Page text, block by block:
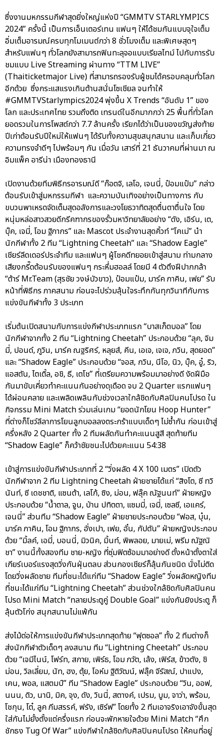
ซึ่งงานมหกรรมกีฬาสุดยิ่งใหญ่แห่งปี “GMMTV STARLYMPICS
2024” ครั้งนี้ เป็นการเอ็นเตอร์เทน แฟนๆ ให้ได้ชมกันแบบจุใจเต็ม
อิ่มเต็มอารมณ์ครบทุกโมเมนต์กว่า 8 ชั่วโมงเต็ม และพิเศษสุดๆ
สำหรับแฟนๆ ทั่วโลกยังสามารถฟินทะลุจอแบบเรียลไทม์ ไปกับการรับ
ชมแบบ Live Streaming ผ่านทาง “TTM LIVE”
(Thaiticketmajor Live) ที่สามารถรองรับผู้ชมได้ครอบคลุมทั่วโลก
อีกด้วย ซึ่งกระแสแรงเกินต้านสนั่นโซเชียล จนทำให้
#GMMTVStarlympics2024 พุ่งขึ้น X Trends “อันดับ 1” ของ
โลก และประเทศไทย รวมถึงติด เทรนด์ในอีกมากกว่า 25 พื้นที่ทั่วโลก
ยอดรวมในการโพสต์กว่า 7.7 ล้านครั้ง เรียกได้ว่าเป็นของขวัญส่งท้าย
ปีเก่าต้อนรับปีใหม่ให้แฟนๆ ได้รับทั้งความสุขสนุกสนาน และเก็บเกี่ยว
ความทรงจำดีๆ ไปพร้อมๆ กัน เมื่อวัน เสาร์ที่ 21 ธันวาคมที่ผ่านมา ณ
อิมแพ็ค อารีน่า เมืองทองธานี
เปิดงานด้วยทีมพิธีกรอารมณ์ดี “ก๊อตจิ, เลโอ, เจนนี่, ป๋อมแป๋ม” กล่าว
ต้อนรับเข้าสู่มหกรรมกีฬา และความบันเทิงอย่างเป็นทางการ กับ
ขบวนพาเหรดจัดเต็มสุดอลังการและวงโยธวาทิตสุดตื่นตาตื่นใจ โดย
หนุ่มหล่อสาวสวยดีกรีคฑากรของรั้วมหาวิทยาลัยอย่าง “ดัง, เอิร์น, เต,
บุ๊ค, เจมี่, โอม ฐิภากร” และ Mascot ประจำงานสุดคิ้วท์ “โคเม่” นำ
นักกีฬาทั้ง 2 ทีม “Lightning Cheetah” และ “Shadow Eagle”
เชียร์ลีดเดอร์ประจำทีม และแฟนๆ ผู้โชคดีทยอยเข้าสู่สนาม ท่ามกลาง
เสียงกรี๊ดต้อนรับของแฟนๆ กระหึ่มฮอลล์ โดยมี 4 ตัวตึงฝีปากกล้า
“ต้าร์ Mr.Team (สุรชัย วงษ์บัวขาว), ป๋อมแป๋ม, มาร์ค ภาคิน, เฟย” รับ
หน้าที่พิธีกร ภาคสนาม ก่อนจะไปร่วมลุ้นใจระทึกกันทุกวินาทีกับการ
แข่งขันกีฬาทั้ง 3 ประเภท
เริ่มต้นเปิดสนามกับการแข่งกีฬาประเภทแรก “บาสเก็ตบอล” โดย
นักกีฬาจากทั้ง 2 ทีม “Lightning Cheetah” ประกอบด้วย “ลุค, จิม
มี่, ปอนด์, ภูวิน, มาร์ค ณฐริศร์, หลุยส์, คีน, เอเจ, เจเจ, ภวิน, สุดยอด”
และ “Shadow Eagle” ประกอบด้วย “จอส, กวิน, นีโอ, นิว, บุ๊ค, อู๋, ริว,
แอสตัน, ไตเติ้ล, อชิ, ธี, เตโช” ที่เตรียมความพร้อมมาอย่างดี งัดฝีมือ
กันมาขับเคี่ยวทำคะแนนกันอย่างดุเดือด จบ 2 Quarter แรกแฟนๆ
ได้ผ่อนคลาย และเพลิดเพลินกับช่วงเวลาใกล้ชิดกับศิลปินคนโปรด ใน
กิจกรรม Mini Match ร่วมเล่นเกม “ยอดนักโยน Hoop Hunter”
ที่ต่างก็โชว์ลีลาการโยนลูกบอลลงตระกร้าแบบเด็ดๆ ไม่ซ้ำกัน ก่อนเข้าสู่
ครึ่งหลัง 2 Quarter ทั้ง 2 ทีมผลัดกันทำคะแนนสูสี สุดท้ายทีม
“Shadow Eagle” ก็คว้าชัยชนะไปด้วยคะแนน 54:38
เข้าสู่การแข่งขันกีฬาประเภทที่ 2 “วิ่งผลัด 4 X 100 เมตร” เปิดตัว
นักกีฬาจาก 2 ทีม Lightning Cheetah ฝ่ายชายได้แก่ “สิงโต, ซี ทวิ
นันท์, ซี เดชชาติ, แซนต้า, เลโก้, ซิง, ม่อน, ฟลุ๊ค ณัฐนนท์” ฝ่ายหญิง
ประกอบด้วย “น้ำตาล, จูน, ป่าน ปทิตตา, แซมมี่, เจมี่, เซลซี, เอแคร์,
เจนนี่” ส่วนทีม “Shadow Eagle” ฝ่ายชายประกอบด้วย “ฟอส, บุ๋น,
มาร์ค ภาคิน, โอม ฐิภากร, อั่งเปา, เฟย, อั๋น, กัปตัน” ฝ่ายหญิงประกอบ
ด้วย “มิ้ลค์, เอมี่, บอนนี่, มิวนิค, มิ้นท์, พิพลอย, มายเม่, พรีม ณัฐณิ
ชา” งานนี้ทั้งสองทีม ชาย-หญิง ที่ซุ่มฟิตซ้อมมาอย่างดี ตั้งหน้าตั้งตาใส่
เกียร์เบอร์แรงสุดวิ่งกันฝุ่นตลบ ส่วนกองเชียร์ก็ลุ้นกันชนิด นั่งไม่ติด
โดยวิ่งผลัดชาย ทีมที่ชนะได้แก่ทีม “Shadow Eagle” วิ่งผลัดหญิงทีม
ที่ชนะได้แก่ทีม “Lightning Cheetah” ส่วนช่วงใกล้ชิดกับศิลปินคน
โปรด Mini Match “ทลายประตูคู่ Double Goal” แข่งกันยิงประตู ก็
ลุ้นตัวโก่ง สนุกสนานไม่แพ้กัน
ส่งไม้ต่อให้การแข่งขันกีฬาประเภทสุดท้าย “ฟุตซอล” ทั้ง 2 ทีมต่างก็
ส่งนักกีฬาตัวเด็ดๆ ลงสนาม ทีม “Lightning Cheetah” ประกอบ
ด้วย “เจมีไนน์, โฟร์ท, สกาย, เพิร์ธ, โอม ภวัต, เล้ง, เฟิร์ส, ข้าวตัง, ชิ
ม่อน, วิลเลี่ยม, นัท, ฮง, ตุ้ย, โอห์ม ฐิติวัฒน์, ฟลุ๊ค จีรัสณ์, ปาแปง,
เคน, พอล, แสตมป์” ทีม “Shadow Eagle” ประกอบด้วย “วิน, ออฟ,
นนน, ดิว, นานิ, มิค, จุง, ดัง, วินนี่, สตางค์, เปรม, บูม, จาว่า, พร้อม,
โชกุน, โต๋, ลูค ภีมสรรค์, ฟรัง, เซิร์ฟ” โดยทั้ง 2 ทีมเอาจริงเอาจังขั้นสุด
ใส่กันไม่ยั้งตั้งแต่ครึ่งแรก ก่อนจะพักหายใจด้วย Mini Match “ศึก
ชักธง Tug Of War” แข่งกีฬาใกล้ชิดกับศิลปินคนโปรด ให้คนที่อยู่